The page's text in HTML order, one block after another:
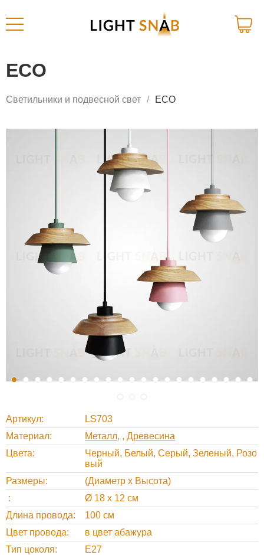
ECO
Светильники и подвесной свет ECO
Артикул
LS703
Материал
Металл , Древесина
Цвета
Черный, Белый, Серый, Зеленый, Розо
вый
Размеры
(Диаметр х Высота)
Ø 18 х 12 см
Длина провода
100 см
Цвет провода
в цвет абажура
Тип цоколя
E27